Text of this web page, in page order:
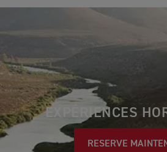
EXPÉRIENCES
RESERVE